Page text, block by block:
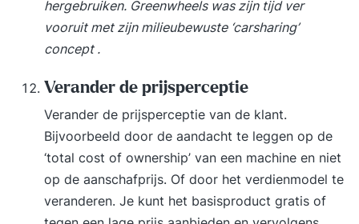
hergebruiken. Greenwheels was zijn tijd ver
vooruit met zijn milieubewuste ‘carsharing’
concept .
Verander de prijsperceptie
Verander de prijsperceptie van de klant.
Bijvoorbeeld door de aandacht te leggen op de
‘total cost of ownership’ van een machine en niet
op de aanschafprijs. Of door het verdienmodel te
veranderen. Je kunt het basisproduct gratis of